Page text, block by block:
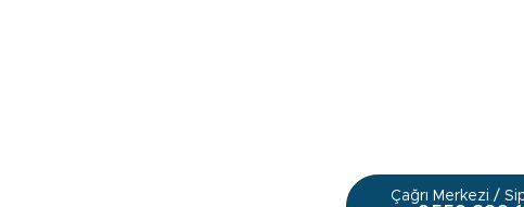
Çağrı Merkezi /